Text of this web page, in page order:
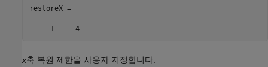
restoreX =
     1     4
x축 복원 제한을 사용자 지정합니다.